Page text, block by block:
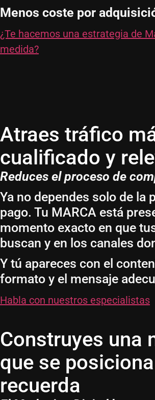
Menos coste por
¿Te hacemos una estrategia de
medida?
Atraes tráfico
cualificado y
Reduces el proceso de
Ya no dependes solo de la
pago. Tu MARCA está
momento exacto en que
buscan y en los canales
Y tú apareces con el
formato y el mensaje
Habla con nuestros especialistas
Construyes una
que se
recuerda